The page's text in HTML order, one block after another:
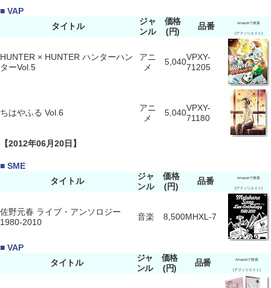
■ VAP
タイトル
ジャ
ンル
価格
(円)
品番 Amazonで検索
(アフィリエイト)
HUNTER × HUNTER ハンターハン
ターVol.5
アニ
メ
5,040VPXY-
71205
ちはやふる Vol.6
アニ
メ
5,040VPXY-
71180
【2012年06月20日】
■ SME
タイトル
ジャ
ンル
価格
(円)
品番 Amazonで検索
(アフィリエイト)
佐野元春 ライブ・アンソロジー
1980-2010
音楽 8,500MHXL-7
■ VAP
タイトル
ジャ
ンル
価格
(円)
品番 Amazonで検索
(アフィリエイト)